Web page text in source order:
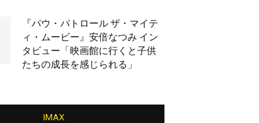
『パウ・パトロール ザ・マイテ
ィ・ムービー』安倍なつみ イン
タビュー「映画館に行くと子供
たちの成長を感じられる」
IMAX